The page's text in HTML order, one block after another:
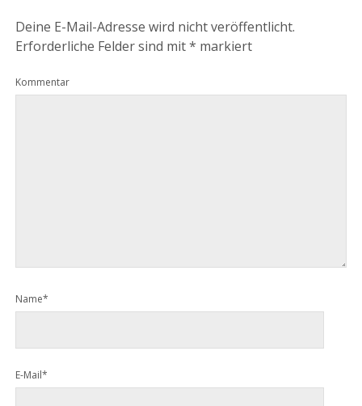
Deine E-Mail-Adresse wird nicht veröffentlicht.
Erforderliche Felder sind mit* markiert
Kommentar
Name*
E-Mail*